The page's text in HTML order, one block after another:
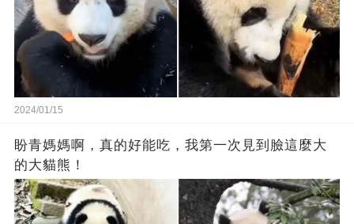
2024/01/15
盼青媽媽啊，真的好能吃，我第一次見到臉這麼大
的大貓熊！